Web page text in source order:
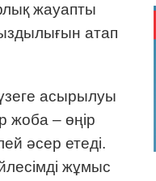
жауапты
атап
асырылуы
жоба – өңір
әсер етеді.
жұмыс